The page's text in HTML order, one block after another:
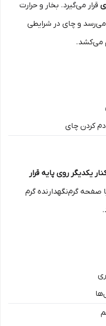
قرار می‌گیرد. بخار و حرارت
و چای در شرایطی
می‌کشد.
کردن چای
یکدیگر روی پایه قرار
صفحه گرم‌نگهدارنده گرم